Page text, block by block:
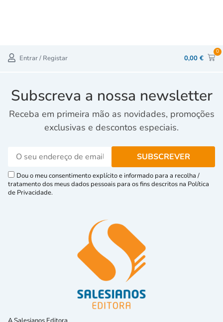
Entrar / Registar 0,00 €
0
Subscreva a nossa newsletter
Receba em primeira mão as novidades, promoções
exclusivas e descontos especiais.
Dou o meu consentimento explícito e informado para a recolha /
tratamento dos meus dados pessoais para os fins descritos na Política
de Privacidade.